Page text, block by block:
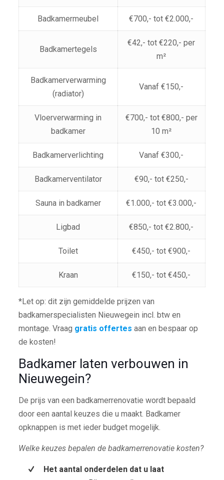
Badkamermeubel €700,- tot €2.000,-
Badkamertegels
€42,- tot €220,- per
m²
Badkamerverwarming
(radiator)
Vanaf €150,-
Vloerverwarming in
badkamer
€700,- tot €800,- per
10 m²
Badkamerverlichting Vanaf €300,-
Badkamerventilator €90,- tot €250,-
Sauna in badkamer €1.000,- tot €3.000,-
Ligbad €850,- tot €2.800,-
Toilet €450,- tot €900,-
Kraan €150,- tot €450,-
*Let op: dit zijn gemiddelde prijzen van
badkamerspecialisten Nieuwegein incl. btw en
montage. Vraag gratis offertes aan en bespaar op
de kosten!
Badkamer laten verbouwen in
Nieuwegein?
De prijs van een badkamerrenovatie wordt bepaald
door een aantal keuzes die u maakt. Badkamer
opknappen is met ieder budget mogelijk.
Welke keuzes bepalen de badkamerrenovatie kosten?
Het aantal onderdelen dat u laat